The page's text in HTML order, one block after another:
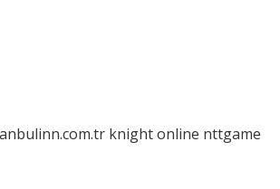
knight online nttgame